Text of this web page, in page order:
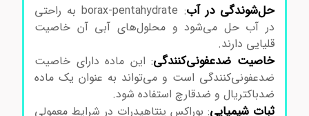
حل‌شوندگی در آب
: borax-pentahydrate به راحتی
در آب حل می‌شود و محلول‌های آبی آن خاصیت
قلیایی دارند.
خاصیت ضدعفونی‌کنندگی: این ماده دارای خاصیت
ضدعفونی‌کنندگی است و می‌تواند به عنوان یک ماده
ضدباکتریال و ضدقارچ استفاده شود.
ثبات شیمیایی: بوراکس پنتاهیدرات در شرایط معمولی